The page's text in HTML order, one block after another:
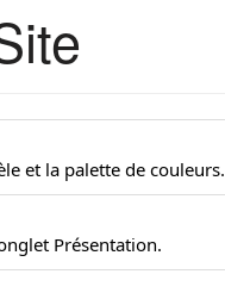
et la palette de couleurs.
Présentation.